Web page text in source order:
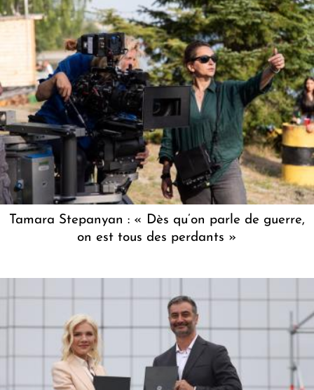
Tamara Stepanyan : « Dès qu’on parle de guerre,
on est tous des perdants »